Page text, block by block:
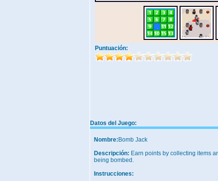
Puntuación:
Datos del Juego:
Nombre: Bomb Jack
Descripción: Earn points by collecting items
being bombed.
Instrucciones: